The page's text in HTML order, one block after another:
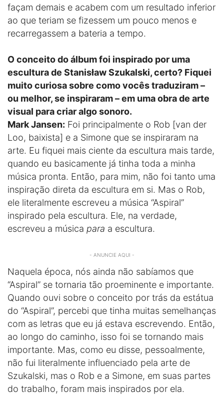
façam demais e acabem com um resultado inferior
ao que teriam se fizessem um pouco menos e
recarregassem a bateria a tempo.
O conceito do álbum foi inspirado por uma
escultura de Stanisław Szukalski, certo? Fiquei
muito curiosa sobre como vocês traduziram –
ou melhor, se inspiraram – em uma obra de arte
visual para criar algo sonoro.
Mark Jansen: Foi principalmente o Rob [van der
Loo, baixista] e a Simone que se inspiraram na
arte. Eu fiquei mais ciente da escultura mais tarde,
quando eu basicamente já tinha toda a minha
música pronta. Então, para mim, não foi tanto uma
inspiração direta da escultura em si. Mas o Rob,
ele literalmente escreveu a música “Aspiral”
inspirado pela escultura. Ele, na verdade,
escreveu a música para a escultura.
- ANUNCIE AQUI -
Naquela época, nós ainda não sabíamos que
“Aspiral” se tornaria tão proeminente e importante.
Quando ouvi sobre o conceito por trás da estátua
do “Aspiral”, percebi que tinha muitas semelhanças
com as letras que eu já estava escrevendo. Então,
ao longo do caminho, isso foi se tornando mais
importante. Mas, como eu disse, pessoalmente,
não fui literalmente influenciado pela arte de
Szukalski, mas o Rob e a Simone, em suas partes
do trabalho, foram mais inspirados por ela.